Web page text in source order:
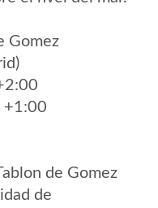
Gomez
+1:00
de Gomez
de